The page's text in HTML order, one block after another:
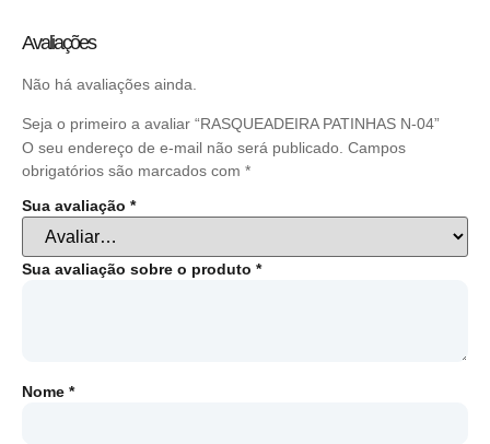
Avaliações
Não há avaliações ainda.
Seja o primeiro a avaliar “RASQUEADEIRA PATINHAS N-04”
O seu endereço de e-mail não será publicado. Campos
obrigatórios são marcados com *
Sua avaliação *
Sua avaliação sobre o produto *
Nome *